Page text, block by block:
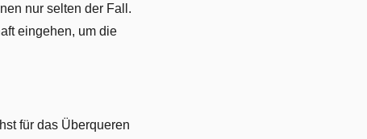
nur selten der Fall.
eingehen, um die
für das Überqueren